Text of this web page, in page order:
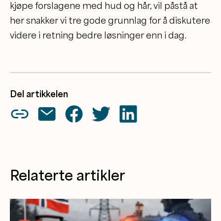
kjøpe forslagene med hud og hår, vil påstå at
her snakker vi tre gode grunnlag for å diskutere
videre i retning bedre løsninger enn i dag.
Del artikkelen
Relaterte artikler